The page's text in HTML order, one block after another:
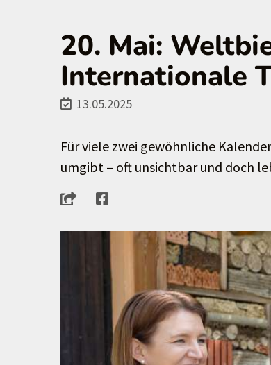
20. Mai:
Internationale
13.05.2025
Für viele zwei gewöhnliche
umgibt – oft unsichtbar und doch